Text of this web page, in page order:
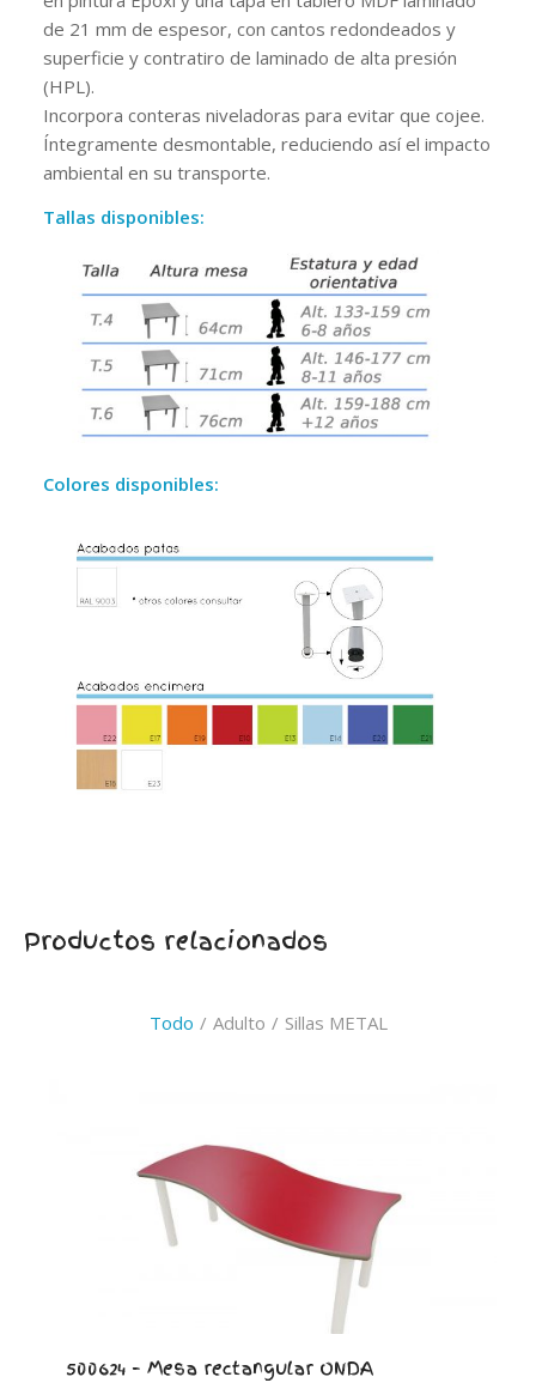
de 21 mm de espesor, con cantos redondeados y
superficie y contratiro de laminado de alta presión
(HPL).
Incorpora conteras niveladoras para evitar que cojee.
Íntegramente desmontable, reduciendo así el impacto
ambiental en su transporte.
Tallas disponibles:
Colores disponibles:
Productos relacionados
Todo / Adulto / Sillas METAL
500624 – Mesa rectangular ONDA